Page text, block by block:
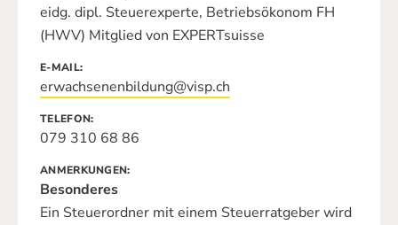
eidg. dipl. Steuerexperte, Betriebsökonom FH
(HWV) Mitglied von EXPERTsuisse
E-MAIL
erwachsenenbildung@visp.ch
TELEFON
079 310 68 86
ANMERKUNGEN
Besonderes
Ein Steuerordner mit einem Steuerratgeber wird